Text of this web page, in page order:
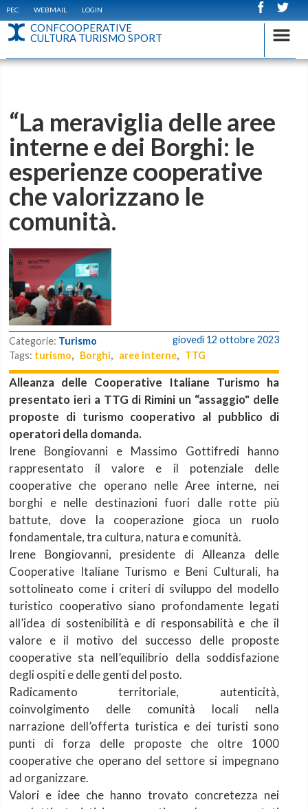
PEC WEBMAIL LOGIN
CONFCOOPERATIVE
CULTURA TURISMO SPORT
“La meraviglia delle aree
interne e dei Borghi: le
esperienze cooperative
che valorizzano le
comunità.
giovedì 12 ottobre 2023
Categorie: Turismo
Tags: turismo, Borghi, aree interne, TTG
Alleanza delle Cooperative Italiane Turismo ha
presentato ieri a TTG di Rimini un “assaggio" delle
proposte di turismo cooperativo al pubblico di
operatori della domanda.
Irene Bongiovanni e Massimo Gottifredi hanno
rappresentato il valore e il potenziale delle
cooperative che operano nelle Aree interne, nei
borghi e nelle destinazioni fuori dalle rotte più
battute, dove la cooperazione gioca un ruolo
fondamentale, tra cultura, natura e comunità.
Irene Bongiovanni, presidente di Alleanza delle
Cooperative Italiane Turismo e Beni Culturali, ha
sottolineato come i criteri di sviluppo del modello
turistico cooperativo siano profondamente legati
all’idea di sostenibilità e di responsabilità e che il
valore e il motivo del successo delle proposte
cooperative sta nell’equilibrio della soddisfazione
degli ospiti e delle genti del posto.
Radicamento territoriale, autenticità,
coinvolgimento delle comunità locali nella
narrazione dell’offerta turistica e dei turisti sono
punti di forza delle proposte che oltre 1000
cooperative che operano del settore si impegnano
ad organizzare.
Valori e idee che hanno trovato concretezza nei